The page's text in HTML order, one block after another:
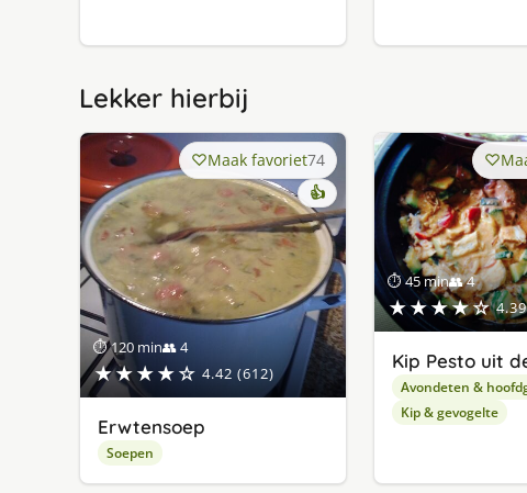
Lekker hierbij
⏱ 120 min👥 4
★★★★☆ 4.42 (612)
Maak favoriet74
👍
Erwtensoep
Soepen
⏱ 45 min👥 4
★★★★☆
Kip Pesto uit
Avondeten &
Kip & gevogelte